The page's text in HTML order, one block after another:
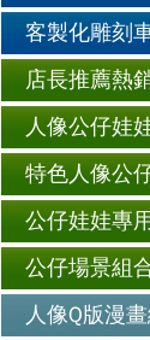
客製化雕刻
店長推薦熱
人像公仔娃
特色人像公
公仔娃娃專
公仔場景組
人像Q版漫